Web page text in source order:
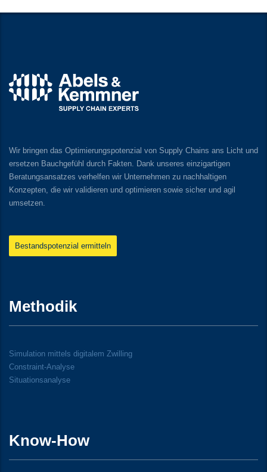
Wir bringen das Optimierungspotenzial von Supply Chains ans Licht und
ersetzen Bauchgefühl durch Fakten. Dank unseres einzigartigen
Beratungsansatzes verhelfen wir Unternehmen zu nachhaltigen
Konzepten, die wir validieren und optimieren sowie sicher und agil
umsetzen.
Bestandspotenzial ermitteln
Methodik
Simulation mittels digitalem Zwilling
Constraint-Analyse
Situationsanalyse
Know-How